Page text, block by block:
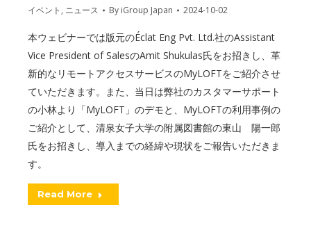
イベント , ニュース By iGroup Japan 2024-10-02
本ウェビナーでは版元のÉclat Eng Pvt. Ltd.社のAssistant
Vice President of SalesのAmit Shukulas氏をお招きし、革
新的なリモートアクセスサービスのMyLOFTをご紹介させ
ていただきます。また、当日は弊社のカスタマーサポート
の小林より「MyLOFT」のデモと、MyLOFTの利用事例の
ご紹介として、清泉女子大学の附属図書館の東山 陽一郎
氏をお招きし、導入までの経緯や現状をご報告いただきま
す。
Read More